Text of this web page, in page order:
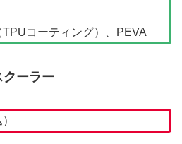
コーティング）、PEVA
クーラー